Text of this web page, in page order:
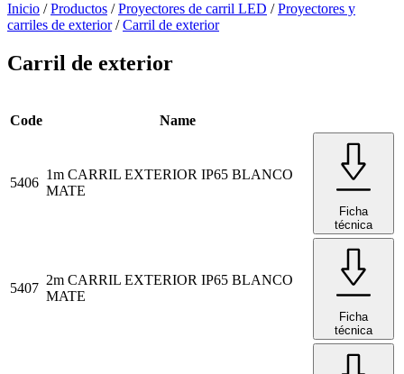
Inicio / Productos / Proyectores de carril LED / Proyectores y
carriles de exterior / Carril de exterior
Carril de exterior
Code Name
5406
1m CARRIL EXTERIOR IP65 BLANCO
MATE
Ficha
técnica
5407
2m CARRIL EXTERIOR IP65 BLANCO
MATE
Ficha
técnica